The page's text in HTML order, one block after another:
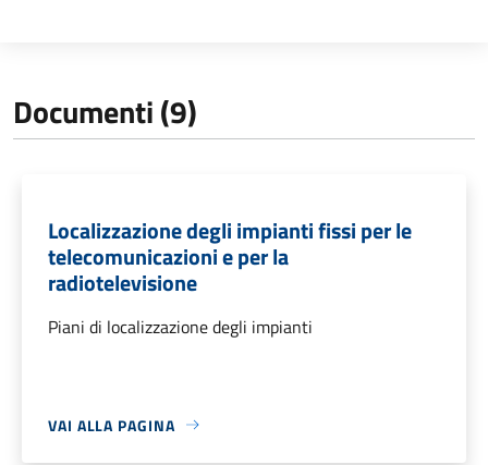
Documenti (9)
Localizzazione degli impianti fissi per le
telecomunicazioni e per la
radiotelevisione
Piani di localizzazione degli impianti
VAI ALLA PAGINA